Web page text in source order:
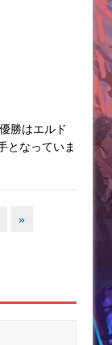
勝はエルド
となっていま
»